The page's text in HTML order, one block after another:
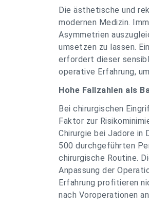
Die ästhetische und
modernen Medizin.
Asymmetrien
umsetzen zu lassen.
erfordert dieser
operative Erfahrung,
Hohe Fallzahlen als
Bei chirurgischen
Faktor zur
Chirurgie bei Jadore
500 durchgeführten
chirurgische Routine.
Anpassung der
Erfahrung profitieren
nach Voroperationen